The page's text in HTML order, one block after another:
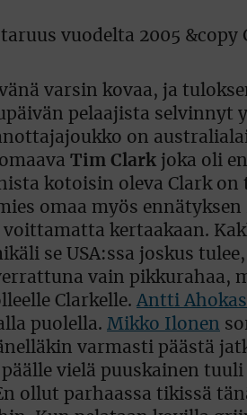
varsin kovaa, ja
pelaajista selvinnyt
on
Tim Clark joka oli
kotoisin oleva Clark
omaa myös ennätyksen
kertaakaan.
se USA:ssa joskus
vain pikkurahaa,
Clarkelle. Antti Ahokas
puolella. Mikko Ilonen
varmasti päästä
vielä puuskainen
ollut parhaassa tikissä